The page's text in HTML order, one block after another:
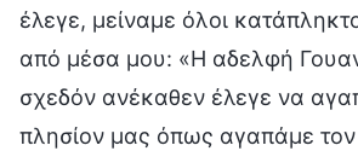
έλεγε, μείναμε όλοι
από μέσα μου: «Η αδελφή
σχεδόν ανέκαθεν έλεγε να
πλησίον μας όπως αγαπάμε